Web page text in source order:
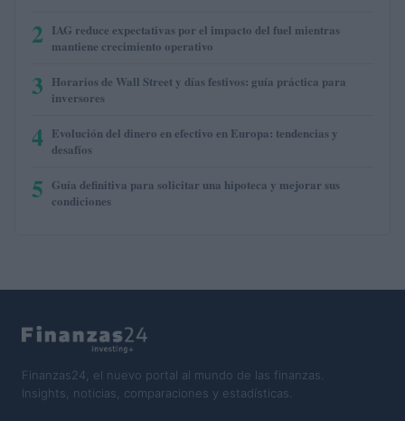
2 IAG reduce expectativas por el impacto del fuel mientras
mantiene crecimiento operativo
3 Horarios de Wall Street y días festivos: guía práctica para
inversores
4 Evolución del dinero en efectivo en Europa: tendencias y
desafíos
5 Guía definitiva para solicitar una hipoteca y mejorar sus
condiciones
Finanzas24, el nuevo portal al mundo de las finanzas.
Insights, noticias, comparaciones y estadísticas.